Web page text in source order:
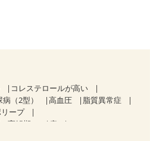
コレステロールが高い
（2型） 高血圧
脂質異常症
ープ
寛解期）
痔